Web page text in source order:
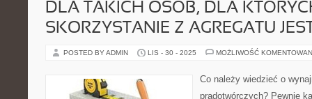
DLA TAKICH OSÓB, DLA
SKORZYSTANIE Z AGREGATU
POSTED BY ADMIN LIS - 30 - 2025 MOŻLIWOŚĆ
Co należy wiedzieć o
prądotwórczych? Pewnie